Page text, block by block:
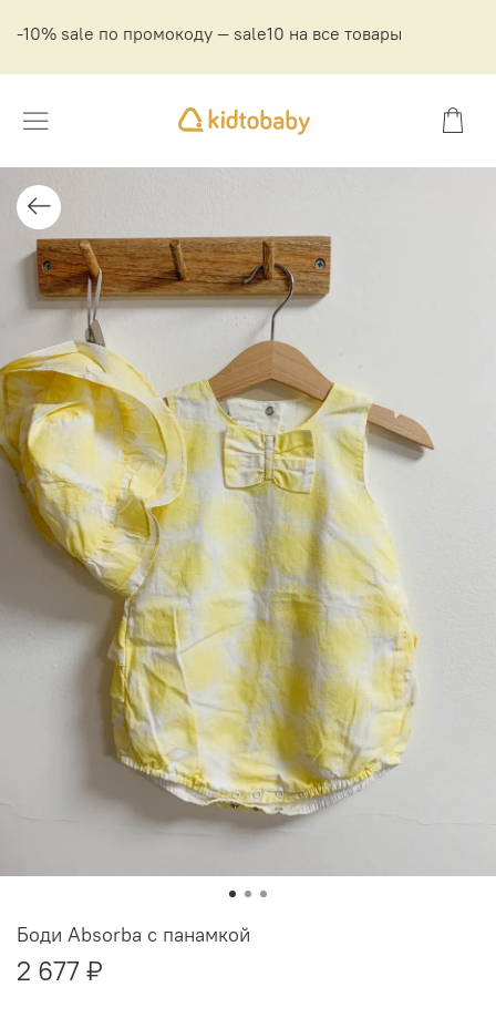
-10% sale по промокоду — sale10 на все товары
Боди Absorba с панамкой
2 677 ₽